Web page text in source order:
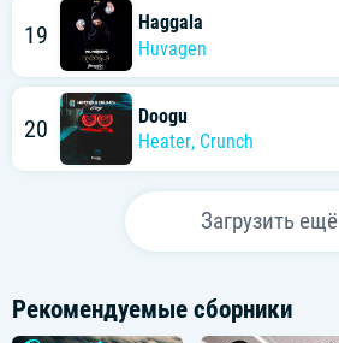
19
Haggala
Huvagen
20
Doogu
Heater, Crunch
Загрузить ещё
Рекомендуемые сборники